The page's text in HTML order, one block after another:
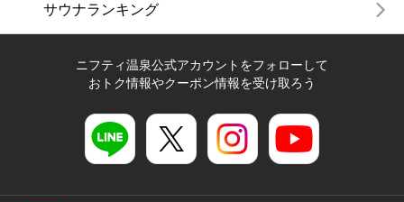
サウナランキング
ニフティ温泉公式アカウントをフォローして
おトク情報やクーポン情報を受け取ろう